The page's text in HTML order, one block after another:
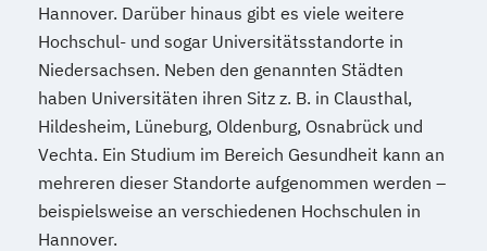
Hannover. Darüber hinaus gibt es viele weitere
Hochschul- und sogar Universitätsstandorte in
Niedersachsen. Neben den genannten Städten
haben Universitäten ihren Sitz z. B. in Clausthal,
Hildesheim, Lüneburg, Oldenburg, Osnabrück und
Vechta. Ein Studium im Bereich Gesundheit kann an
mehreren dieser Standorte aufgenommen werden –
beispielsweise an verschiedenen Hochschulen in
Hannover.